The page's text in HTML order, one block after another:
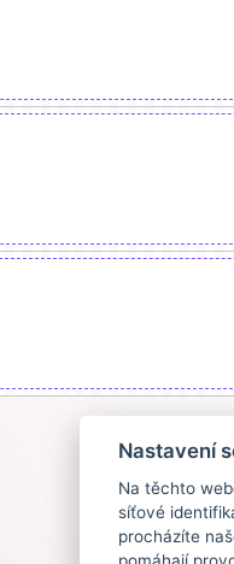
Nastavení
Na těchto
síťové
procházíte